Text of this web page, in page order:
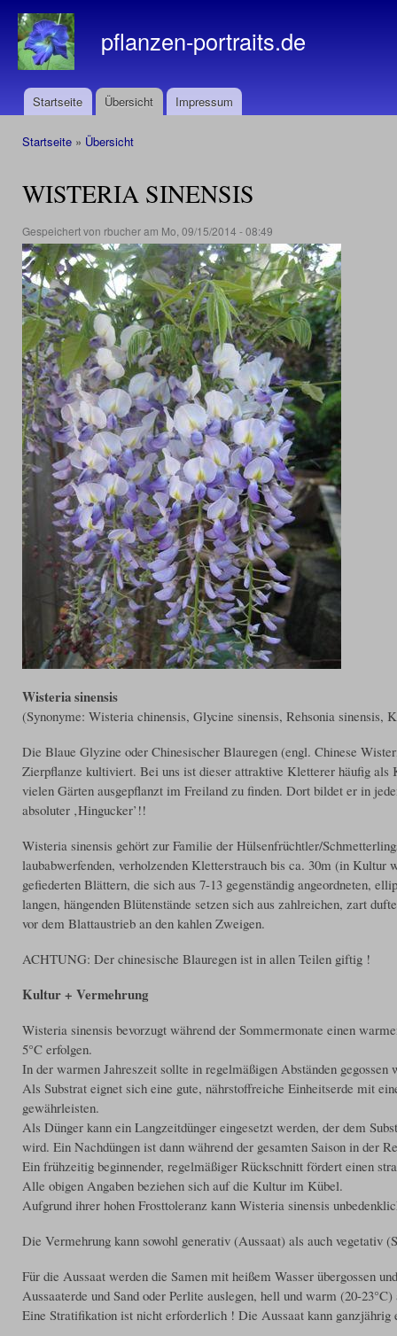
pflanzen-portraits.de
Hauptmenü
Startseite Übersicht Impressum
Startseite » Übersicht
WISTERIA SINENSIS
Gespeichert von rbucheram Mo, 09/15/2014 - 08:49
Wisteria sinensis
(Synonyme: Wisteria chinensis, Glycine sinensis, Rehsonia sinensis,
Die Blaue Glyzine oder Chinesischer Blauregen (engl. Chinese
Zierpflanze kultiviert. Bei uns ist dieser attraktive Kletterer häufig
vielen Gärten ausgepflanzt im Freiland zu finden. Dort bildet er in
absoluter ‚Hingucker’!!
Wisteria sinensis gehört zur Familie der Hülsenfrüchtler/
laubabwerfenden, verholzenden Kletterstrauch bis ca. 30m (in Kultur
gefiederten Blättern, die sich aus 7-13 gegenständig angeordneten,
langen, hängenden Blütenstände setzen sich aus zahlreichen, zart
vor dem Blattaustrieb an den kahlen Zweigen.
ACHTUNG: Der chinesische Blauregen ist in allen Teilen giftig !
Kultur + Vermehrung
Wisteria sinensis bevorzugt während der Sommermonate einen
5°C erfolgen.
In der warmen Jahreszeit sollte in regelmäßigen Abständen
Als Substrat eignet sich eine gute, nährstoffreiche Einheitserde mit
gewährleisten.
Als Dünger kann ein Langzeitdünger eingesetzt werden, der dem
wird. Ein Nachdüngen ist dann während der gesamten Saison in der
Ein frühzeitig beginnender, regelmäßiger Rückschnitt fördert einen
Alle obigen Angaben beziehen sich auf die Kultur im Kübel.
Aufgrund ihrer hohen Frosttoleranz kann Wisteria sinensis
Die Vermehrung kann sowohl generativ (Aussaat) als auch vegetativ
Für die Aussaat werden die Samen mit heißem Wasser übergossen
Aussaaterde und Sand oder Perlite auslegen, hell und warm (20-
Eine Stratifikation ist nicht erforderlich ! Die Aussaat kann ganzjährig